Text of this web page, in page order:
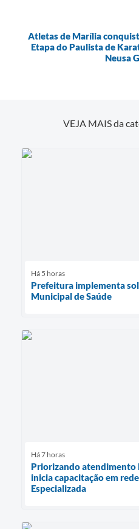
Atletas de Marília
Etapa do Paulista de
Neusa
VEJA MAIS da
Há 5 horas
Prefeitura implementa
Municipal de Saúde
Há 7 horas
Priorizando atendimento
inicia capacitação em
Especializada